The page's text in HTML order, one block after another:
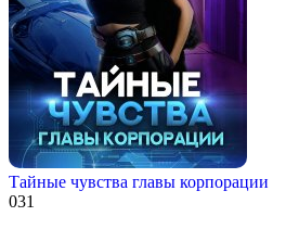
Тайные чувства главы корпорации
031